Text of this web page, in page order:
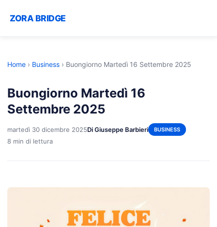
ZORA BRIDGE
Home › Business › Buongiorno Martedì 16 Settembre 2025
Buongiorno Martedì 16
Settembre 2025
martedì 30 dicembre 2025Di Giuseppe Barbieri BUSINESS
8 min di lettura